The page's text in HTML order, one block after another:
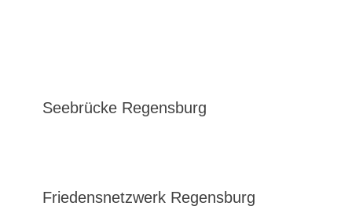
Seebrücke Regensburg
Friedensnetzwerk Regensburg